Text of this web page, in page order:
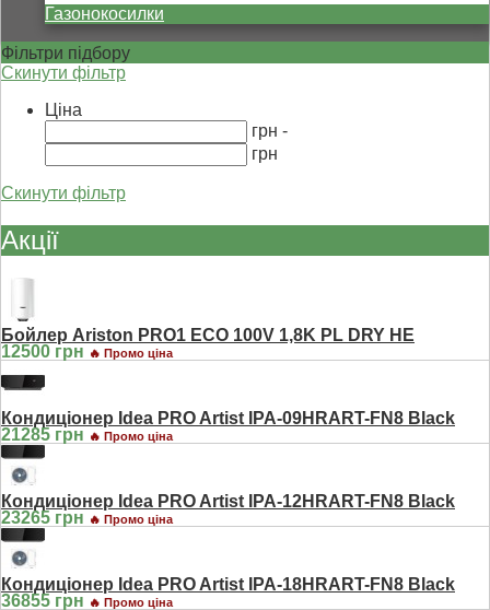
Газонокосилки
Фільтри підбору
Скинути фільтр
Ціна
грн -
грн
Скинути фільтр
Акції
Бойлер Ariston PRO1 ECO 100V 1,8K PL DRY HE
12500 грн 🔥 Промо ціна
Кондиціонер Idea PRO Artist IPA-09HRART-FN8 Black
21285 грн 🔥 Промо ціна
Кондиціонер Idea PRO Artist IPA-12HRART-FN8 Black
23265 грн 🔥 Промо ціна
Кондиціонер Idea PRO Artist IPA-18HRART-FN8 Black
36855 грн 🔥 Промо ціна